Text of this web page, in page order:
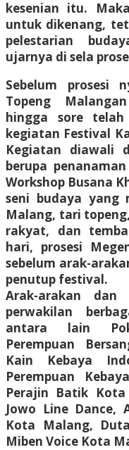
kesenian itu.
untuk dikenang,
pelestarian
ujarnya di sela
Sebelum prosesi
Topeng
hingga sore
kegiatan Festival
Kegiatan diawali
berupa
Workshop Busana
seni budaya yang
Malang, tari
rakyat, dan
hari, prosesi
sebelum arak-
penutup festival.
Arak-arakan
perwakilan
antara lain
Perempuan
Kain Kebaya
Perempuan
Perajin Batik
Jowo Line Dance,
Kota Malang,
Miben Voice Kota